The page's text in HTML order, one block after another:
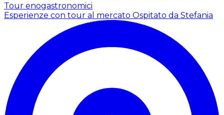
Tour enogastronomici
Esperienze con tour al mercato Ospitato da Stefania